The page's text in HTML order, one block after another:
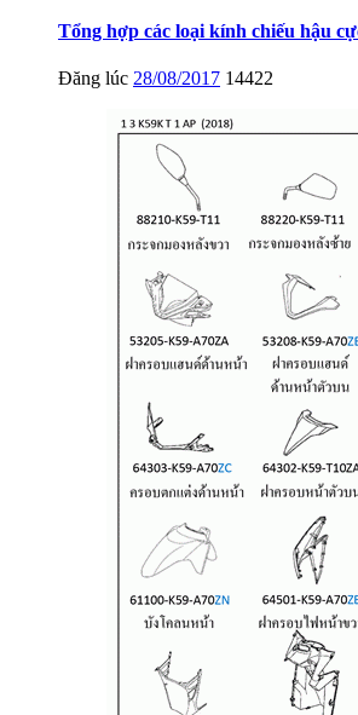
Tổng hợp các loại kính chiếu hậu
Đăng lúc 28/08/2017 14422